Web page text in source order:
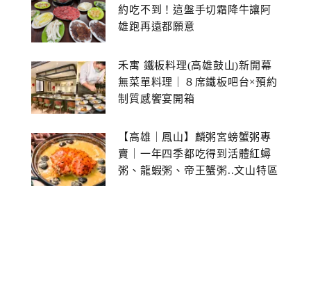
約吃不到！這盤手切霜降牛讓阿
雄跑再遠都願意
禾寓 鐵板料理(高雄鼓山)新開幕
無菜單料理｜８席鐵板吧台×預約
制質感饗宴開箱
【高雄｜鳳山】麟粥宮螃蟹粥專
賣｜一年四季都吃得到活體紅蟳
粥、龍蝦粥、帝王蟹粥..文山特區